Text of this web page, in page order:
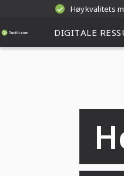
Høykvalitets
DIGITALE